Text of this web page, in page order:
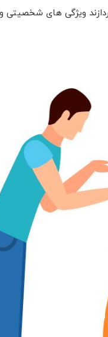
ویژگی های شخصیتی